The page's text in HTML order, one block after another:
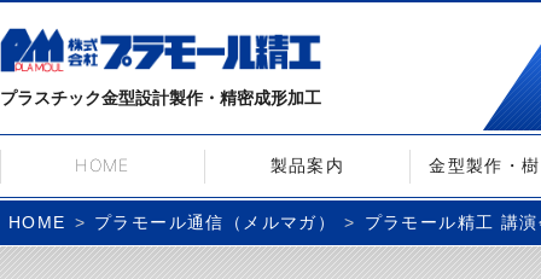
プラスチック金型設計製作・精密成形加工
HOME 製品案内 金型製作・
HOME プラモール通信（メルマガ） プラモール精工 講